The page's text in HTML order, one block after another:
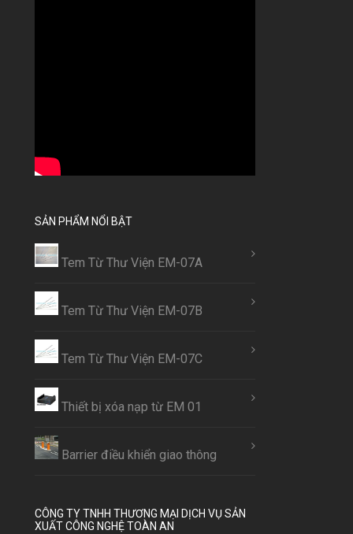
SẢN PHẨM NỔI BẬT
Tem Từ Thư Viện EM-07A
Tem Từ Thư Viện EM-07B
Tem Từ Thư Viện EM-07C
Thiết bị xóa nạp từ EM 01
Barrier điều khiển giao thông
CÔNG TY TNHH THƯƠNG MẠI DỊCH VỤ SẢN
XUẤT CÔNG NGHỆ TOÀN AN